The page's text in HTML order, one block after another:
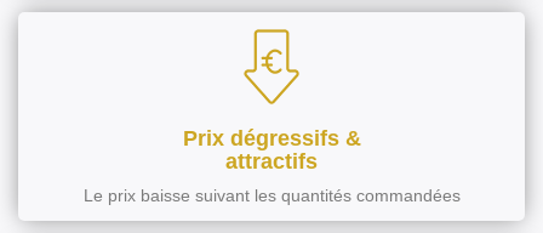
Prix dégressifs &
attractifs
Le prix baisse suivant les quantités commandées